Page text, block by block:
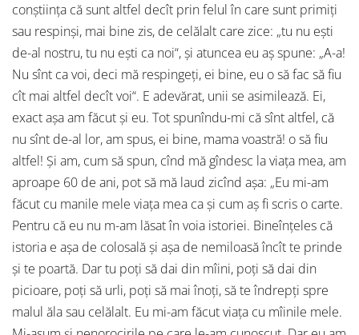
conştiinţa că sunt altfel decît prin felul în care sunt primiţi
sau respinşi, mai bine zis, de celălalt care zice: „tu nu eşti
de-al nostru, tu nu eşti ca noi“, şi atuncea eu aş spune: „A-a!
Nu sînt ca voi, deci mă respingeţi, ei bine, eu o să fac să fiu
cît mai altfel decît voi“. E adevărat, unii se asimilează. Ei,
exact aşa am făcut şi eu. Tot spunîndu-mi că sînt altfel, că
nu sînt de-al lor, am spus, ei bine, mama voastră! o să fiu
altfel! Şi am, cum să spun, cînd mă gîndesc la viaţa mea, am
aproape 60 de ani, pot să mă laud zicînd aşa: „Eu mi-am
făcut cu manile mele viaţa mea ca şi cum aş fi scris o carte.
Pentru că eu nu m-am lăsat în voia istoriei. Bineînţeles că
istoria e aşa de colosală şi aşa de nemiloasă încît te prinde
şi te poartă. Dar tu poţi să dai din mîini, poţi să dai din
picioare, poţi să urli, poţi să mai înoţi, să te îndrepţi spre
malul ăla sau celălalt. Eu mi-am făcut viaţa cu mîinile mele.